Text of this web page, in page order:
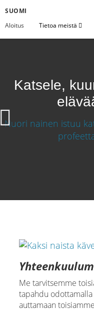
SUOMI
Aloitus
Tietoa meistä
Katsele,
Me tarvitsemme
tapahdu
auttamaan